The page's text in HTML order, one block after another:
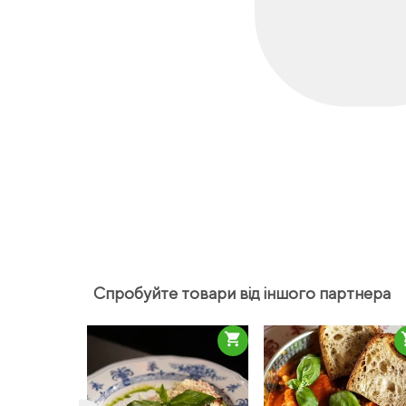
Спробуйте товари від іншого партнера
shopping_cart